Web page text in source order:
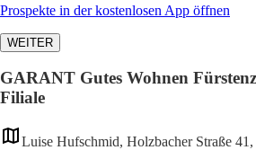
Prospekte in der kostenlosen App öffnen
WEITER
GARANT Gutes Wohnen
Filiale
Luise Hufschmid, Holzbacher Straße